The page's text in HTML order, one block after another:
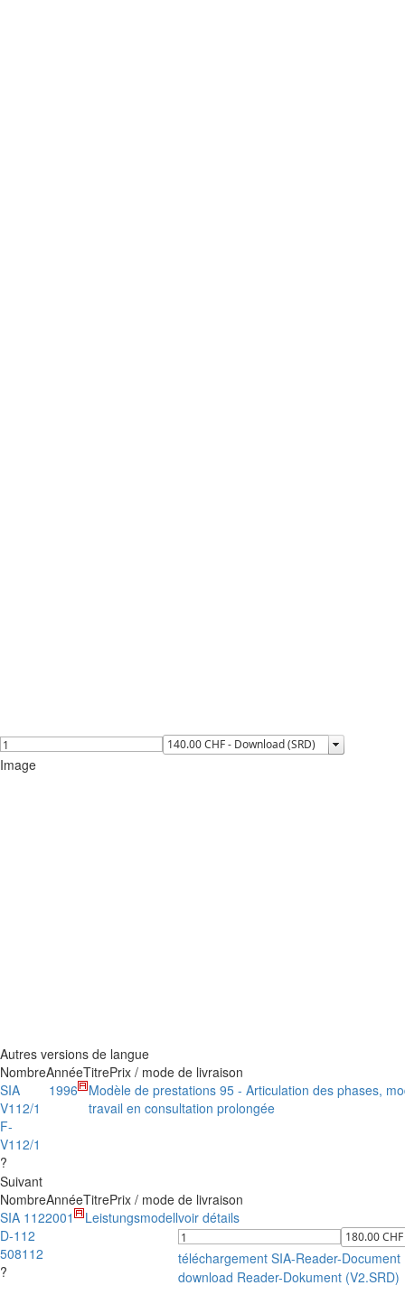
Image
Autres versions de langue
NombreAnnéeTitrePrix / mode de livraison
SIA
V112/1
F-
V112/1
?
1996
Modèle de prestations 95 - Articulation des phases,
travail en consultation prolongée
Suivant
NombreAnnéeTitrePrix / mode de livraison
SIA 112
D-112
508112
?
2001 Leistungsmodellvoir détails
téléchargement SIA-Reader-Document
download Reader-Dokument (V2.SRD)